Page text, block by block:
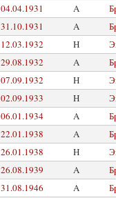
04.04.1931 A
31.10.1931 A
12.03.1932 H
29.08.1932 A
07.09.1932 H
02.09.1933 H
06.01.1934 A
22.01.1938 A
26.01.1938 H
26.08.1939 A
31.08.1946 A